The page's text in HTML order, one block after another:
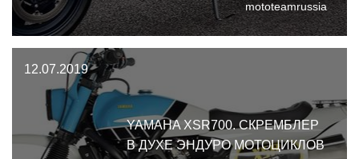
будет доступен для владельцев
Yamaha через магазин Kedo в
2020 году.
mototeamrussia
12.07.2019
YAMAHA XSR700. СКРЕМБЛЕР
В ДУХЕ ЭНДУРО МОТОЦИКЛОВ